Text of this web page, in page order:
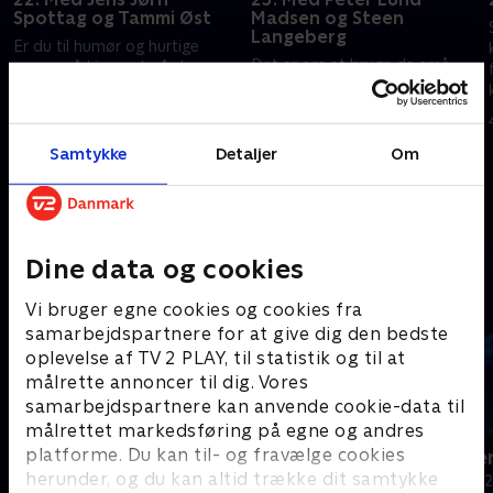
Samtykke Detaljer Om
Dine data og cookies
Vi bruger egne cookies og cookies fra
samarbejdspartnere for at give dig den bedste
oplevelse af TV 2 PLAY, til statistik og til at
målrette annoncer til dig. Vores
samarbejdspartnere kan anvende cookie-data til
målrettet markedsføring på egne og andres
platforme. Du kan til- og fravælge cookies
herunder, og du kan altid trække dit samtykke
Spottag og Tammi Øst
Er du til humør og hurtige
penge, så kig med, når Lasse
Spottag og Tammi Øst
velkommen i ’Krejlerkongen’.
Madsen og Steen
Langeberg
Det er om at bruge de små
grå, når hjerneforsker Peter
Lund Madsen skal forsøge at
slå tv-vært Steen Langeberg.
Holdkaptajner er: Anna
Stokholm og Andreas Bo.
3. marts 2021 • 30 min
Andre så også
24 stjerners julikalender
TV-Shows • 1 sæsoner
Hvem vil
Quiz-shows •